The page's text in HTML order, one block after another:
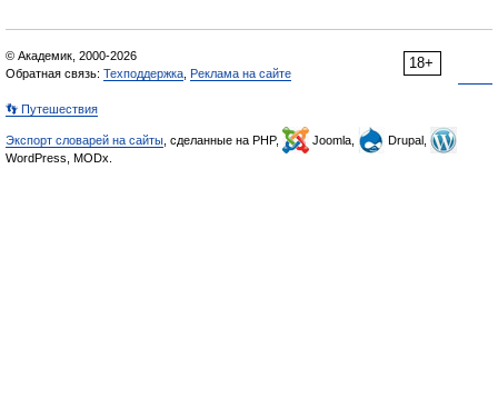
18+
© Академик, 2000-2026
Обратная связь: Техподдержка Реклама на сайте
👣 Путешествия
Экспорт словарей на сайты , сделанные на PHP, Joomla,
Drupal,
WordPress, MODx.